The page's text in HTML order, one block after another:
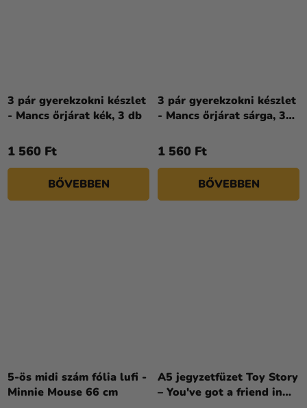
3 pár gyerekzokni készlet
- Mancs őrjárat kék, 3 db
1 560 Ft
BŐVEBBEN
3 pár gyerekzokni készlet
- Mancs őrjárat sárga, 3
1 560 Ft
BŐVEBBEN
5-ös midi szám fólia lufi -
Minnie Mouse 66 cm
A5 jegyzetfüzet Toy Story
– You've got a friend in